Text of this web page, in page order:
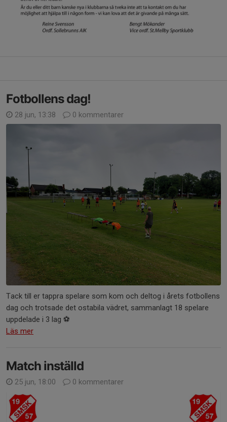
Fotbollens dag!
28 jun, 13:38 0 kommentarer
Tack till er tappra spelare som kom och deltog i årets fotbollens
dag och trotsade det ostabila vädret, sammanlagt 18 spelare
uppdelade i 3 lag ⚽️
Läs mer
Match inställd
25 jun, 18:00 0 kommentarer